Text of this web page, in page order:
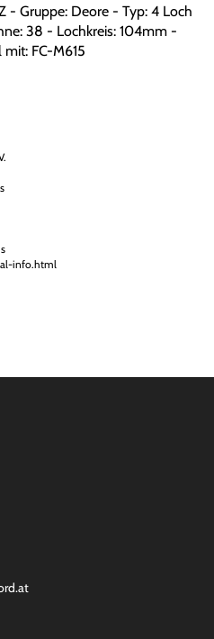
- Gruppe: Deore - Typ: 4 Loch
38 - Lochkreis: 104mm -
FC-M615
info.html